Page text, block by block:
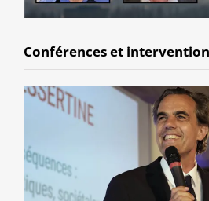
Conférences et